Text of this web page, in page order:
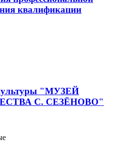
квалификации
"МУЗЕЙ
С. СЕЗЁНОВО"